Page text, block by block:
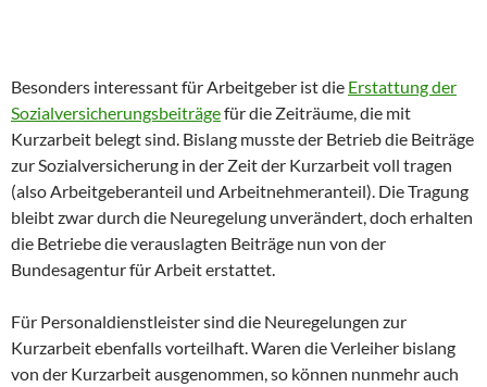
Besonders interessant für Arbeitgeber ist die Erstattung der
Sozialversicherungsbeiträgefür die Zeiträume, die mit
Kurzarbeit belegt sind. Bislang musste der Betrieb die Beiträge
zur Sozialversicherung in der Zeit der Kurzarbeit voll tragen
(also Arbeitgeberanteil und Arbeitnehmeranteil). Die Tragung
bleibt zwar durch die Neuregelung unverändert, doch erhalten
die Betriebe die verauslagten Beiträge nun von der
Bundesagentur für Arbeit erstattet.
Für Personaldienstleister sind die Neuregelungen zur
Kurzarbeit ebenfalls vorteilhaft. Waren die Verleiher bislang
von der Kurzarbeit ausgenommen, so können nunmehr auch